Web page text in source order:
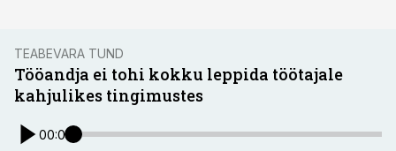
TEABEVARA TUND
Tööandja ei tohi kokku leppida töötajale
kahjulikes tingimustes
00:00